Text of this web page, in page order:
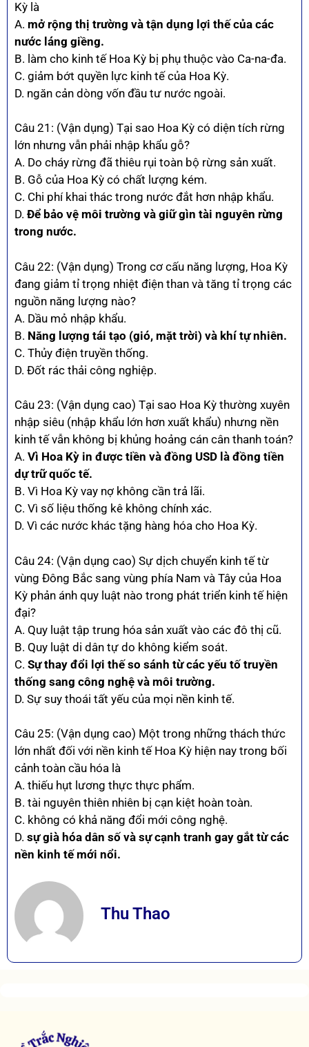
Kỳ là
A. mở rộng thị trường và tận dụng lợi thế của các
nước láng giềng.
B. làm cho kinh tế Hoa Kỳ bị phụ thuộc vào Ca-na-đa.
C. giảm bớt quyền lực kinh tế của Hoa Kỳ.
D. ngăn cản dòng vốn đầu tư nước ngoài.
Câu 21: (Vận dụng) Tại sao Hoa Kỳ có diện tích rừng
lớn nhưng vẫn phải nhập khẩu gỗ?
A. Do cháy rừng đã thiêu rụi toàn bộ rừng sản xuất.
B. Gỗ của Hoa Kỳ có chất lượng kém.
C. Chi phí khai thác trong nước đắt hơn nhập khẩu.
D. Để bảo vệ môi trường và giữ gìn tài nguyên rừng
trong nước.
Câu 22: (Vận dụng) Trong cơ cấu năng lượng, Hoa Kỳ
đang giảm tỉ trọng nhiệt điện than và tăng tỉ trọng các
nguồn năng lượng nào?
A. Dầu mỏ nhập khẩu.
B. Năng lượng tái tạo (gió, mặt trời) và khí tự nhiên.
C. Thủy điện truyền thống.
D. Đốt rác thải công nghiệp.
Câu 23: (Vận dụng cao) Tại sao Hoa Kỳ thường xuyên
nhập siêu (nhập khẩu lớn hơn xuất khẩu) nhưng nền
kinh tế vẫn không bị khủng hoảng cán cân thanh toán?
A. Vì Hoa Kỳ in được tiền và đồng USD là đồng tiền
dự trữ quốc tế.
B. Vì Hoa Kỳ vay nợ không cần trả lãi.
C. Vì số liệu thống kê không chính xác.
D. Vì các nước khác tặng hàng hóa cho Hoa Kỳ.
Câu 24: (Vận dụng cao) Sự dịch chuyển kinh tế từ
vùng Đông Bắc sang vùng phía Nam và Tây của Hoa
Kỳ phản ánh quy luật nào trong phát triển kinh tế hiện
đại?
A. Quy luật tập trung hóa sản xuất vào các đô thị cũ.
B. Quy luật di dân tự do không kiểm soát.
C. Sự thay đổi lợi thế so sánh từ các yếu tố truyền
thống sang công nghệ và môi trường.
D. Sự suy thoái tất yếu của mọi nền kinh tế.
Câu 25: (Vận dụng cao) Một trong những thách thức
lớn nhất đối với nền kinh tế Hoa Kỳ hiện nay trong bối
cảnh toàn cầu hóa là
A. thiếu hụt lương thực thực phẩm.
B. tài nguyên thiên nhiên bị cạn kiệt hoàn toàn.
C. không có khả năng đổi mới công nghệ.
D. sự già hóa dân số và sự cạnh tranh gay gắt từ các
nền kinh tế mới nổi.
Thu Thao